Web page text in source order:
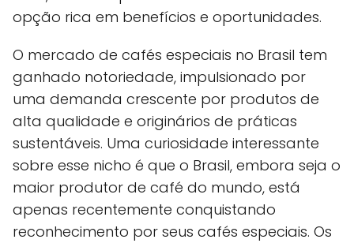
opção rica em benefícios e oportunidades.
O mercado de cafés especiais no Brasil tem
ganhado notoriedade, impulsionado por
uma demanda crescente por produtos de
alta qualidade e originários de práticas
sustentáveis. Uma curiosidade interessante
sobre esse nicho é que o Brasil, embora seja o
maior produtor de café do mundo, está
apenas recentemente conquistando
reconhecimento por seus cafés especiais. Os